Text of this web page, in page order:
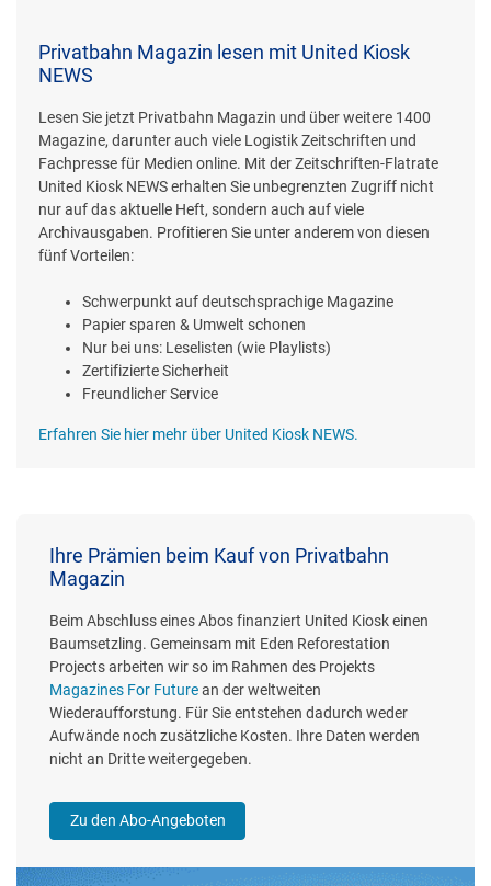
Privatbahn Magazin lesen mit United Kiosk
NEWS
Lesen Sie jetzt Privatbahn Magazin und über weitere 1400
Magazine, darunter auch viele Logistik Zeitschriften und
Fachpresse für Medien online. Mit der Zeitschriften-Flatrate
United Kiosk NEWS erhalten Sie unbegrenzten Zugriff nicht
nur auf das aktuelle Heft, sondern auch auf viele
Archivausgaben. Profitieren Sie unter anderem von diesen
fünf Vorteilen:
Schwerpunkt auf deutschsprachige Magazine
Papier sparen & Umwelt schonen
Nur bei uns: Leselisten (wie Playlists)
Zertifizierte Sicherheit
Freundlicher Service
Erfahren Sie hier mehr über United Kiosk NEWS.
Ihre Prämien beim Kauf von Privatbahn
Magazin
Beim Abschluss eines Abos finanziert United Kiosk einen
Baumsetzling. Gemeinsam mit Eden Reforestation
Projects arbeiten wir so im Rahmen des Projekts
Magazines For Futurean der weltweiten
Wiederaufforstung. Für Sie entstehen dadurch weder
Aufwände noch zusätzliche Kosten. Ihre Daten werden
nicht an Dritte weitergegeben.
Zu den Abo-Angeboten